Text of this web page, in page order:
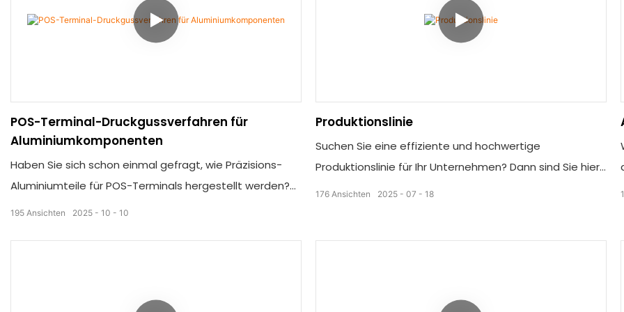
POS-Terminal-Druckgussverfahren für
Aluminiumkomponenten
Haben Sie sich schon einmal gefragt, wie Präzisions-
Aluminiumteile für POS-Terminals hergestellt werden?
Verfolgen Sie den Druckgussprozess Schritt für Schritt.
2025 10 10
195 Ansichten
Produktionslinie
Suchen Sie eine effiziente und hochwertige
Produktionslinie für Ihr Unternehmen? Dann sind Sie hier
richtig! Unser Video „Produktionslinie“ präsentiert
2025 07 18
176 Ansichten